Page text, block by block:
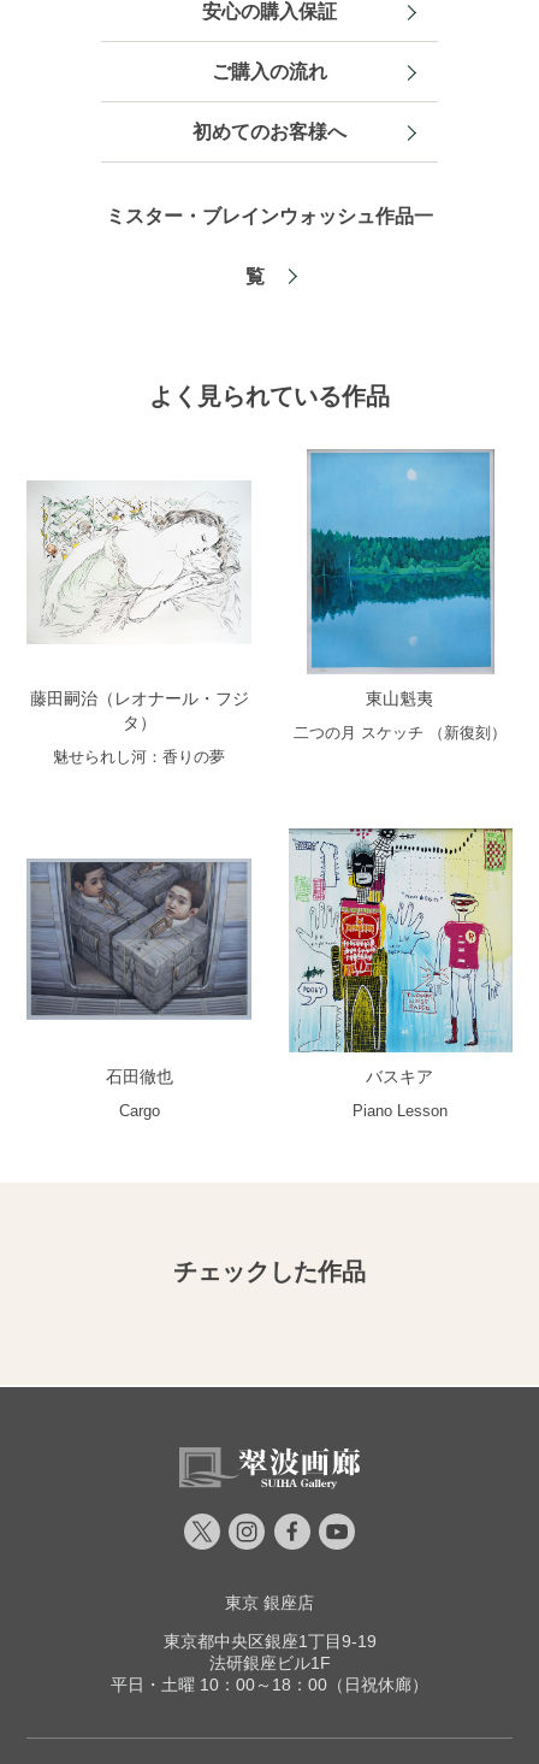
安心の購入保証
ご購入の流れ
初めてのお客様へ
ミスター・ブレインウォッシュ作品一
覧
よく見られている作品
藤田嗣治（レオナール・フジ
タ）
魅せられし河：香りの夢
東山魁夷
二つの月 スケッチ （新復刻）
石田徹也
Cargo
バスキア
Piano Lesson
チェックした作品
東京 銀座店
東京都中央区銀座1丁目9-19
法研銀座ビル1F
平日・土曜 10：00～18：00（日祝休廊）